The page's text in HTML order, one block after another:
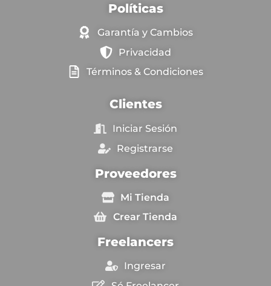
Políticas
Garantía y Cambios
Privacidad
Términos & Condiciones
Clientes
Iniciar Sesión
Registrarse
Proveedores
Mi Tienda
Crear Tienda
Freelancers
Ingresar